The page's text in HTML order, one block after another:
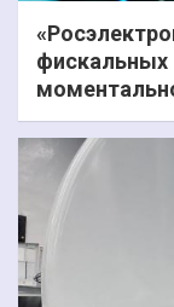
фискальных